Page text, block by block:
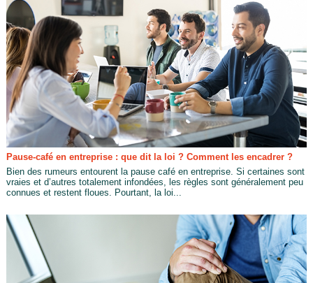
Pause-café en entreprise : que dit la loi ? Comment les encadrer ?
Bien des rumeurs entourent la pause café en entreprise. Si certaines sont
vraies et d’autres totalement infondées, les règles sont généralement peu
connues et restent floues. Pourtant, la loi...